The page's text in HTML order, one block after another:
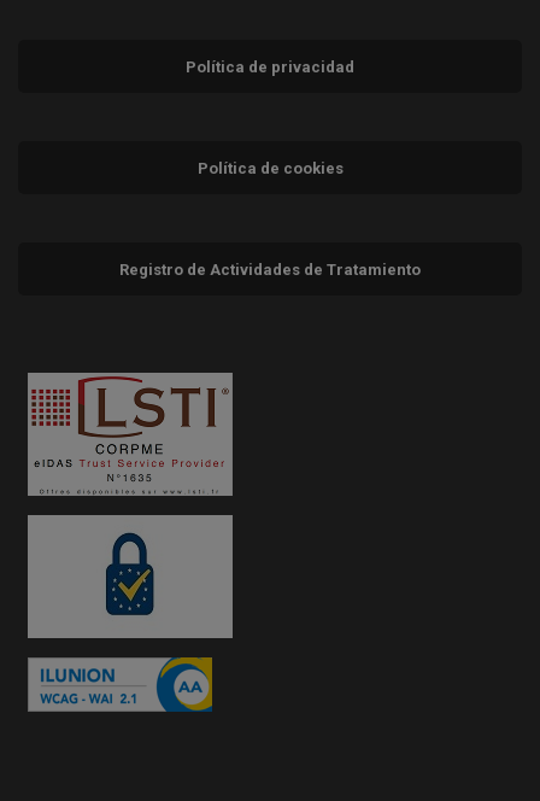
Política de privacidad
Política de cookies
Registro de Actividades de Tratamiento